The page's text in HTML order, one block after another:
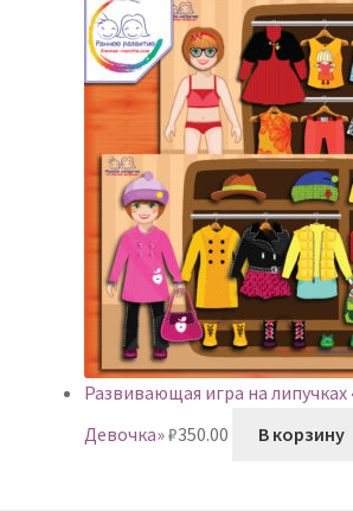
Развивающая игра на липучках
Девочка»₽350.00 В корзину